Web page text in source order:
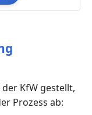
KfW gestellt,
Prozess ab: